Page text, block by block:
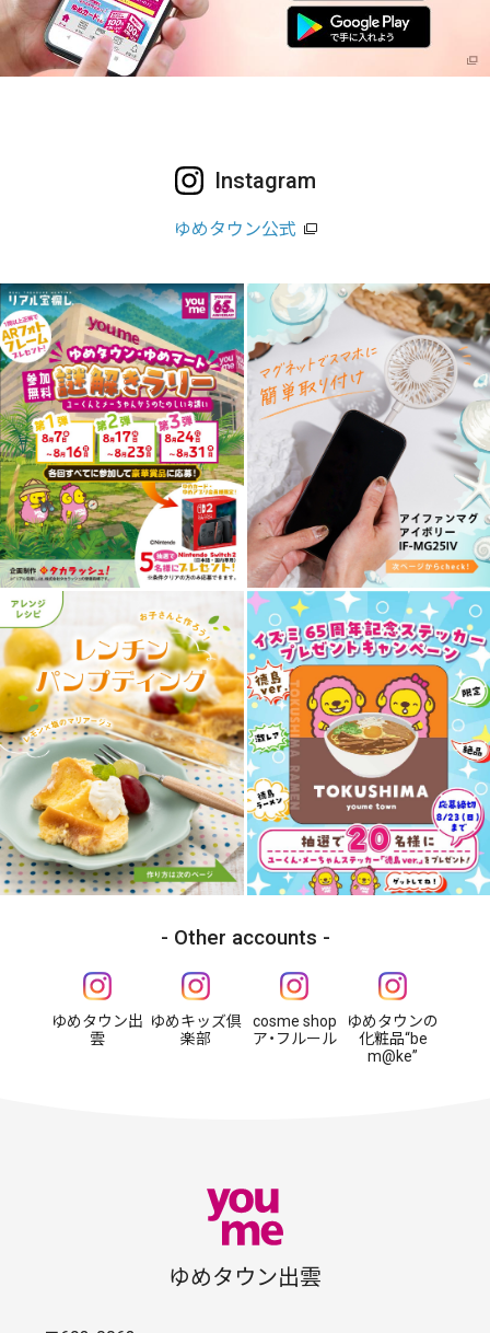
Instagram
ゆめタウン公式
Other accounts
ゆめタウン出
雲
ゆめキッズ倶
楽部
cosme shop
ア・フルール
ゆめタウンの
化粧品“be
m@ke”
ゆめタウン出雲